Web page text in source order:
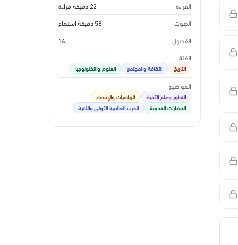
القراءة
22 دقيقة قراءة
الصوت
58 دقيقة استماع
الفصول
14
الفئة
التاريخ الثقافة والمجتمع العلوم والتكنولوجيا
المواضيع
التطور وعلم الأحياء
الرياضيات والإحصاء
الحضارات القديمة
الحرب العالمية الأولى والثانية